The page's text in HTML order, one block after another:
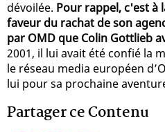
dévoilée. Pour rappel, c'est à
faveur du rachat de son
par OMD que Colin Gottlieb
2001, il lui avait été confié la
le réseau media européen
lui pour sa prochaine
Partager ce Contenu